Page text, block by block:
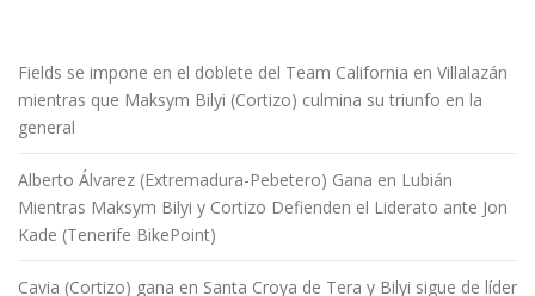
Fields se impone en el doblete del Team California en Villalazán
mientras que Maksym Bilyi (Cortizo) culmina su triunfo en la
general
Alberto Álvarez (Extremadura-Pebetero) Gana en Lubián
Mientras Maksym Bilyi y Cortizo Defienden el Liderato ante Jon
Kade (Tenerife BikePoint)
Cavia (Cortizo) gana en Santa Croya de Tera y Bilyi sigue de líder